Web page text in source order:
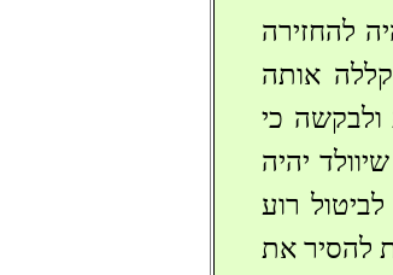
להחזירה
קללה אותה
כי
יהיה
רוע
להסיר את